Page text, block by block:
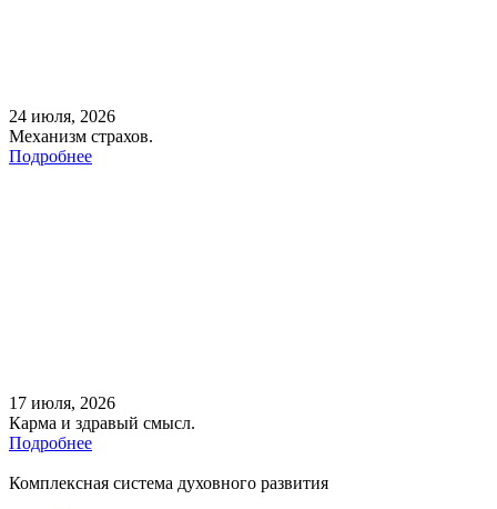
24 июля, 2026
Механизм страхов.
Подробнее
17 июля, 2026
Карма и здравый смысл.
Подробнее
Комплексная система духовного развития